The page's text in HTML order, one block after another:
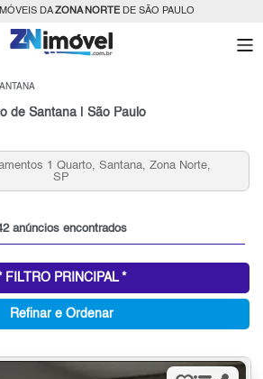
DAZONA NORTEDE SÃO PAULO
de Santana | São Paulo
3 Quartos 2 Vagas Santana para
Venda, Zona Norte, SP
anúncios encontrados
FILTRO PRINCIPAL *
Refinar e Ordenar